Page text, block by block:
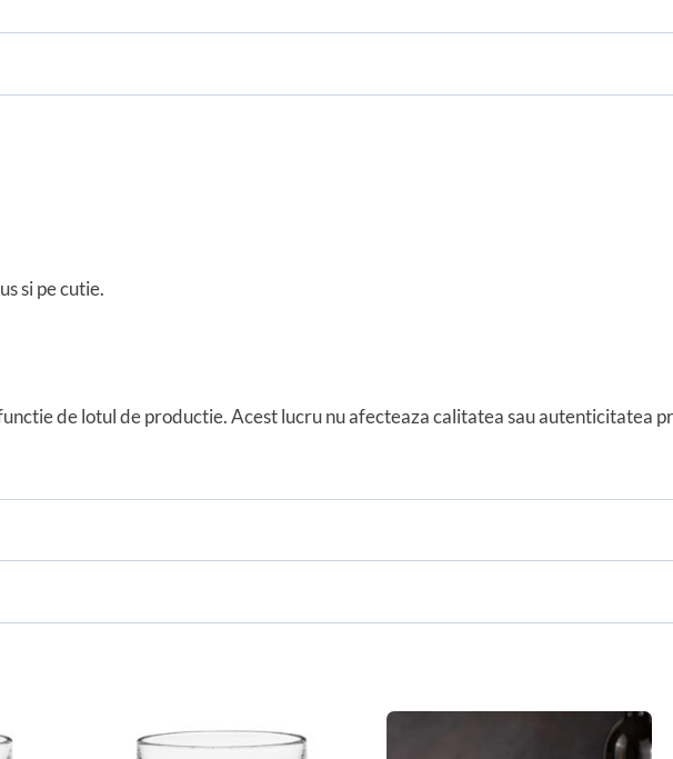
si pe cutie.
de lotul de productie. Acest lucru nu afecteaza calitatea sau autenticitatea